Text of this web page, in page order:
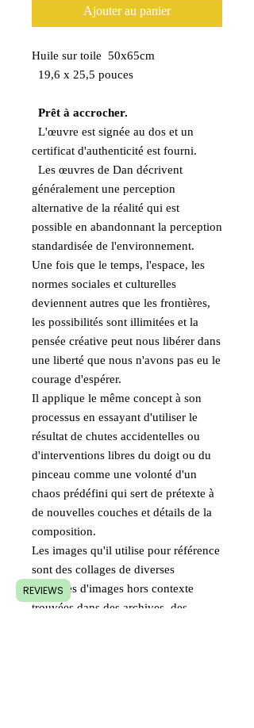
Ajouter au panier
Huile sur toile 50x65cm
19,6 x 25,5 pouces
Prêt à accrocher.
L'œuvre est signée au dos et un
certificat d'authenticité est fourni.
Les œuvres de Dan décrivent
généralement une perception
alternative de la réalité qui est
possible en abandonnant la perception
standardisée de l'environnement.
Une fois que le temps, l'espace, les
normes sociales et culturelles
deviennent autres que les frontières,
les possibilités sont illimitées et la
pensée créative peut nous libérer dans
une liberté que nous n'avons pas eu le
courage d'espérer.
Il applique le même concept à son
processus en essayant d'utiliser le
résultat de chutes accidentelles ou
d'interventions libres du doigt ou du
pinceau comme une volonté d'un
chaos prédéfini qui sert de prétexte à
de nouvelles couches et détails de la
composition.
Les images qu'il utilise pour référence
sont des collages de diverses
coupures d'images hors contexte
trouvées dans des archives, des
REVIEWS